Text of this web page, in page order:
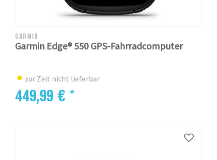
GARMIN
Garmin Edge® 550 GPS-Fahrradcomputer
zur Zeit nicht lieferbar
449,99 € *